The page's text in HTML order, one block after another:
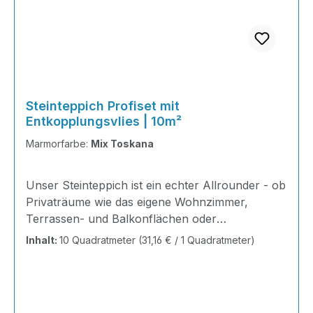
Steinteppich Profiset mit
Entkopplungsvlies | 10m²
Marmorfarbe: Mix Toskana
Unser Steinteppich ist ein echter Allrounder - ob
Privaträume wie das eigene Wohnzimmer,
Terrassen- und Balkonflächen oder
Gewerbeobjekte und Ausstellungsräume; unsere
Inhalt: 10 Quadratmeter (31,16 € / 1 Quadratmeter)